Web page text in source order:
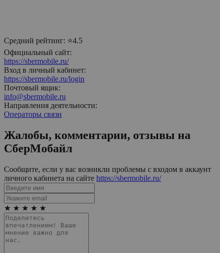
Средний рейтинг: ⭐4.5
Официальный сайт:
https://sbermobile.ru/
Вход в личный кабинет:
https://sbermobile.ru/login
Почтовый ящик:
info@sbermobile.ru
Направления деятельности:
Операторы связи
Жалобы, комментарии, отзывы на
СберМобайл
Сообщите, если у вас возникли проблемы с входом в аккаунт
личного кабинета на сайте https://sbermobile.ru/
★ ★ ★ ★ ★